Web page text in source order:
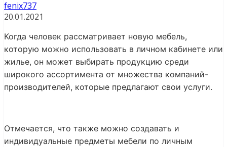
fenix737
20.01.2021
Когда человек рассматривает новую мебель,
которую можно использовать в личном кабинете или
жилье, он может выбирать продукцию среди
широкого ассортимента от множества компаний-
производителей, которые предлагают свои услуги.
Отмечается, что также можно создавать и
индивидуальные предметы мебели по личным